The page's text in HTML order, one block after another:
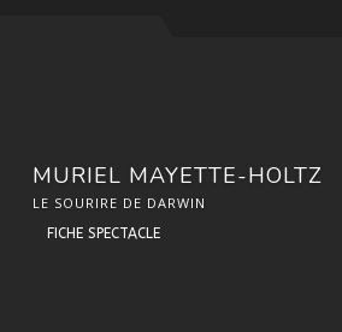
MURIEL MAYETTE-HOLTZ
LE SOURIRE DE DARWIN
FICHE SPECTACLE